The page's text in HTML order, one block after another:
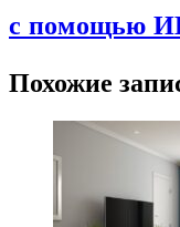
с помощью
Похожие